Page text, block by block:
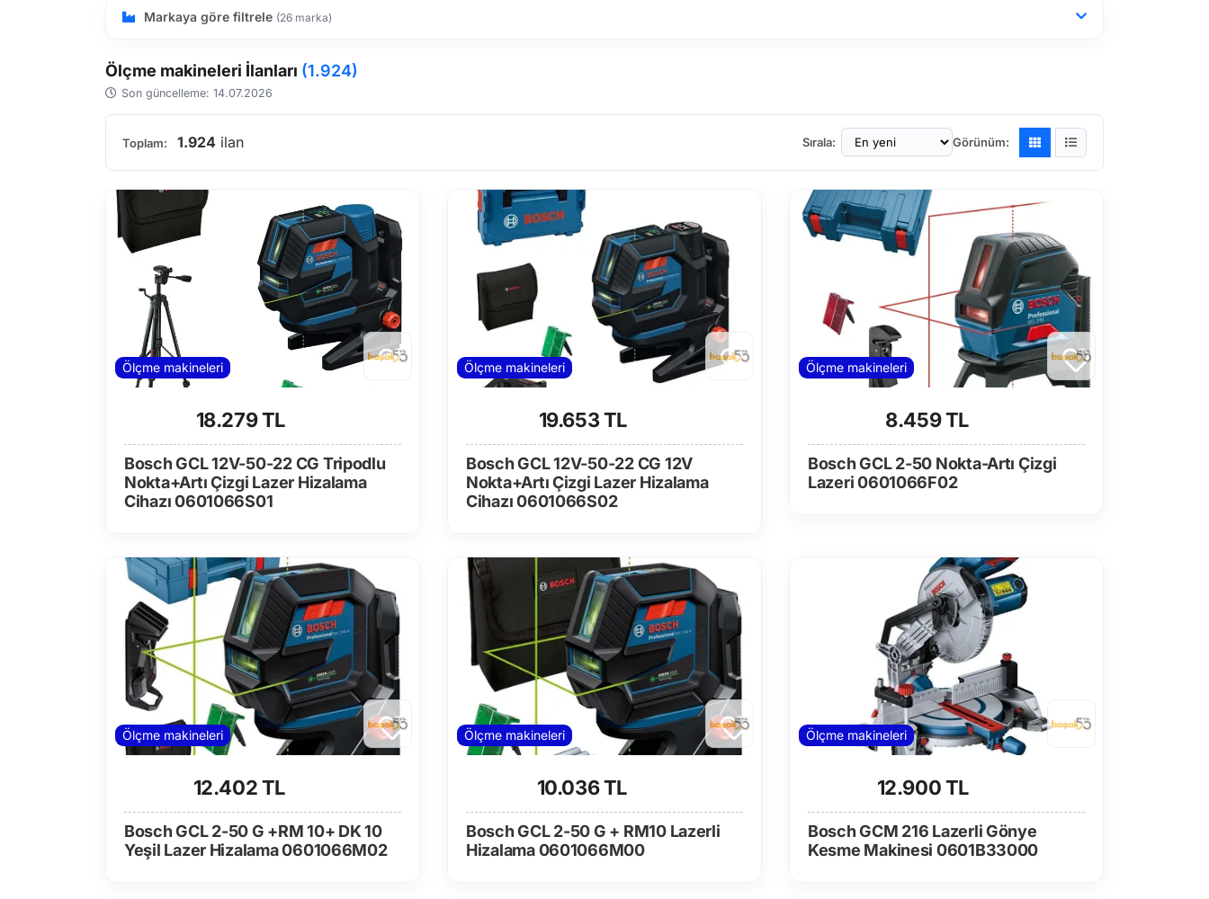
Markaya göre filtrele (26 marka)
Ölçme makineleri İlanları (1.924)
Son güncelleme: 14.07.2026
Toplam: 1.924 ilan Sırala: Görünüm:
Ölçme makineleri
18.279 TL
Bosch GCL 12V-50-22 CG Tripodlu
Nokta+Artı Çizgi Lazer Hizalama
Cihazı 0601066S01
Ölçme makineleri
19.653 TL
Bosch GCL 12V-50-22 CG 12V
Nokta+Artı Çizgi Lazer Hizalama
Cihazı 0601066S02
Ölçme makineleri
8.459 TL
Bosch GCL 2-50 Nokta-Artı Çizgi
Lazeri 0601066F02
Ölçme makineleri
12.402 TL
Bosch GCL 2-50 G +RM 10+ DK 10
Yeşil Lazer Hizalama 0601066M02
Ölçme makineleri
10.036 TL
Bosch GCL 2-50 G + RM10 Lazerli
Hizalama 0601066M00
Ölçme makineleri
12.900 TL
Bosch GCM 216 Lazerli Gönye
Kesme Makinesi 0601B33000